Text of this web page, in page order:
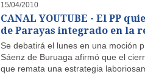
15/04/2010
CANAL YOUTUBE - El PP
de Parayas integrado en la
Se debatirá el lunes en una moción
Sáenz de Buruaga afirmó que el
que remata una estrategia